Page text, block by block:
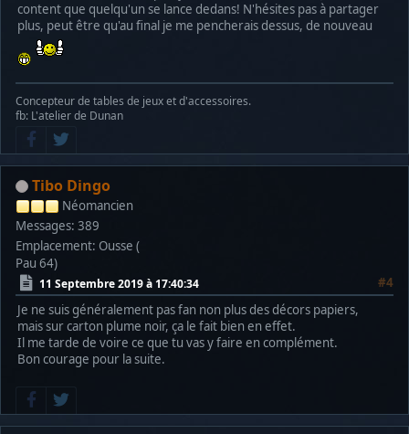
content que quelqu'un se lance dedans! N'hésites pas à partager
plus, peut être qu'au final je me pencherais dessus, de nouveau
Concepteur de tables de jeux et d'accessoires.
fb: L'atelier de Dunan
Tibo Dingo
Néomancien
Messages: 389
Emplacement: Ousse (
Pau 64)
11 Septembre 2019 à 17:40:34
#4
Je ne suis généralement pas fan non plus des décors papiers,
mais sur carton plume noir, ça le fait bien en effet.
Il me tarde de voire ce que tu vas y faire en complément.
Bon courage pour la suite.